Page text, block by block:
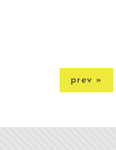
prev »